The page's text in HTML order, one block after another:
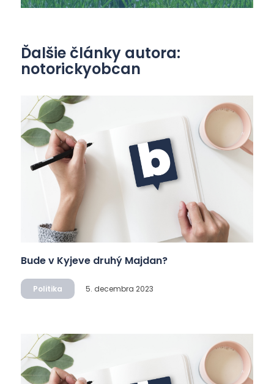
Ďalšie články autora:
notorickyobcan
Bude v Kyjeve druhý Majdan?
Politika 5. decembra 2023